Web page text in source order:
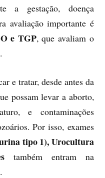
a gestação, doença
avaliação importante é
e TGP, que avaliam o
e tratar, desde antes da
possam levar a aborto,
e contaminações
Por isso, exames
tipo 1), Urocultura
também entram na